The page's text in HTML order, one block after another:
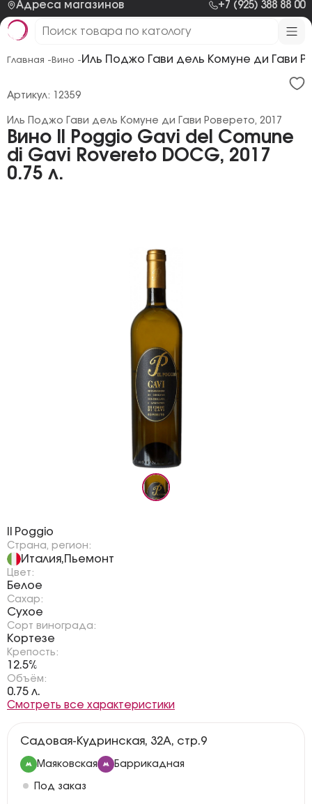
Адреса магазинов +7 (925) 388 88 00
Главная - Вино - Иль Поджо Гави дель Комуне ди Гави
Вино Il Poggio Gavi del Comune
di Gavi Rovereto DOCG, 2017
0.75 л.
Иль Поджо Гави дель Комуне ди Гави Роверето, 2017
Артикул: 12359
Il Poggio
Страна, регион:
Италия,Пьемонт
Цвет:
Белое
Сахар:
Сухое
Сорт винограда:
Кортезе
Крепость:
12.5%
Объём:
0.75 л.
Смотреть все характеристики
Садовая-Кудринская, 32А, стр.9
Маяковская Баррикадная
Под заказ